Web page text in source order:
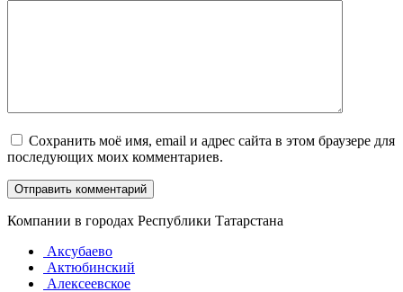
Сохранить моё имя, email и адрес сайта в этом браузере для
последующих моих комментариев.
Компании в городах Республики Татарстана
Аксубаево
Актюбинский
Алексеевское